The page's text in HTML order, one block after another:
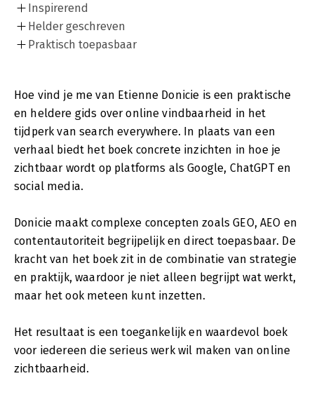
Inspirerend
Helder geschreven
Praktisch toepasbaar
Hoe vind je me van Etienne Donicie is een praktische
en heldere gids over online vindbaarheid in het
tijdperk van search everywhere. In plaats van een
verhaal biedt het boek concrete inzichten in hoe je
zichtbaar wordt op platforms als Google, ChatGPT en
social media.
Donicie maakt complexe concepten zoals GEO, AEO en
contentautoriteit begrijpelijk en direct toepasbaar. De
kracht van het boek zit in de combinatie van strategie
en praktijk, waardoor je niet alleen begrijpt wat werkt,
maar het ook meteen kunt inzetten.
Het resultaat is een toegankelijk en waardevol boek
voor iedereen die serieus werk wil maken van online
zichtbaarheid.